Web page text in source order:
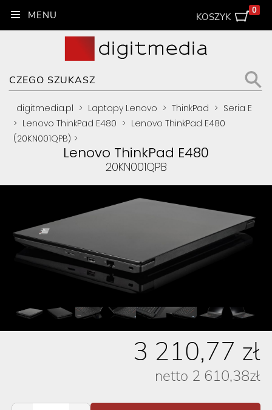
KOSZYK
0
digitmedia.pl > Laptopy Lenovo > ThinkPad > Seria E
> Lenovo ThinkPad E480 > Lenovo ThinkPad E480
(20KN001QPB) >
Lenovo ThinkPad E480
20KN001QPB
3 210,77 zł
netto 2 610,38zł